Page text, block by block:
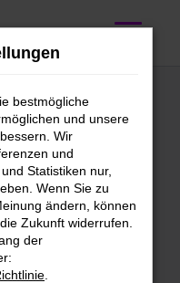
nach
bestmögliche
und unsere
Wir
und
Statistiken nur,
Wenn Sie zu
ändern, können
Zukunft widerrufen.
der